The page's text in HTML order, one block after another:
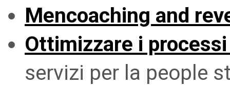
Mencoaching and
Ottimizzare i
servizi per la people